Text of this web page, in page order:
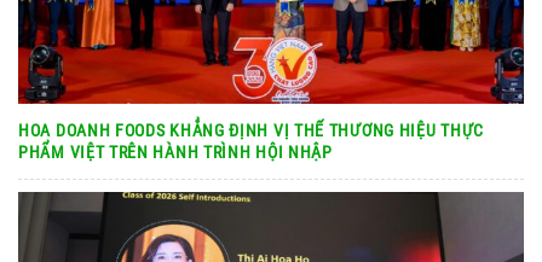
HOA DOANH FOODS KHẲNG ĐỊNH VỊ THẾ THƯƠNG HIỆU THỰC
PHẨM VIỆT TRÊN HÀNH TRÌNH HỘI NHẬP